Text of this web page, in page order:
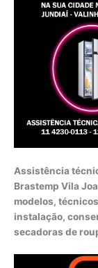
Assistência
Brastemp Vila
modelos,
instalação,
secadoras de